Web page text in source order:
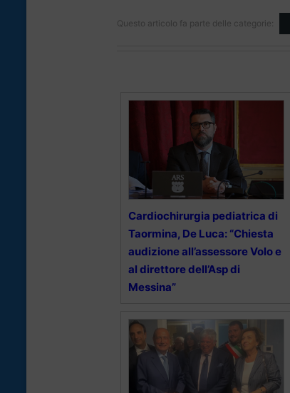
Questo articolo fa parte delle categorie:
Cardiochirurgia pediatrica di
Taormina, De Luca: “Chiesta
audizione all’assessore Volo e
al direttore dell’Asp di
Messina”